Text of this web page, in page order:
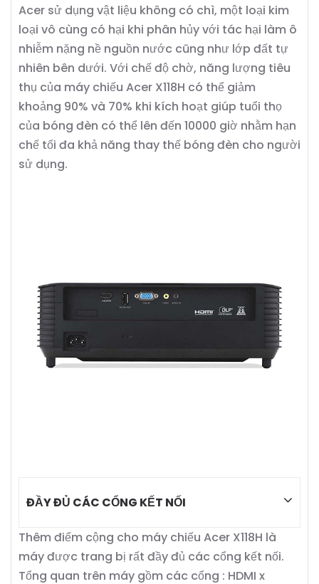
Acer sử dụng vật liệu không có chì, một loại kim
loại vô cùng có hại khi phân hủy với tác hại làm ô
nhiễm nặng nề nguồn nước cũng như lớp đất tự
nhiên bên dưới. Với chế độ chờ, năng lượng tiêu
thụ của máy chiếu Acer X118H có thể giảm
khoảng 90% và 70% khi kích hoạt giúp tuổi thọ
của bóng đèn có thể lên đến 10000 giờ nhằm hạn
chế tối đa khả năng thay thế bóng đèn cho người
sử dụng.
ĐẦY ĐỦ CÁC CỔNG KẾT NỐI
Thêm điểm cộng cho máy chiếu Acer X118H là
máy được trang bị rất đầy đủ các cổng kết nối.
Tổng quan trên máy gồm các cổng : HDMI x